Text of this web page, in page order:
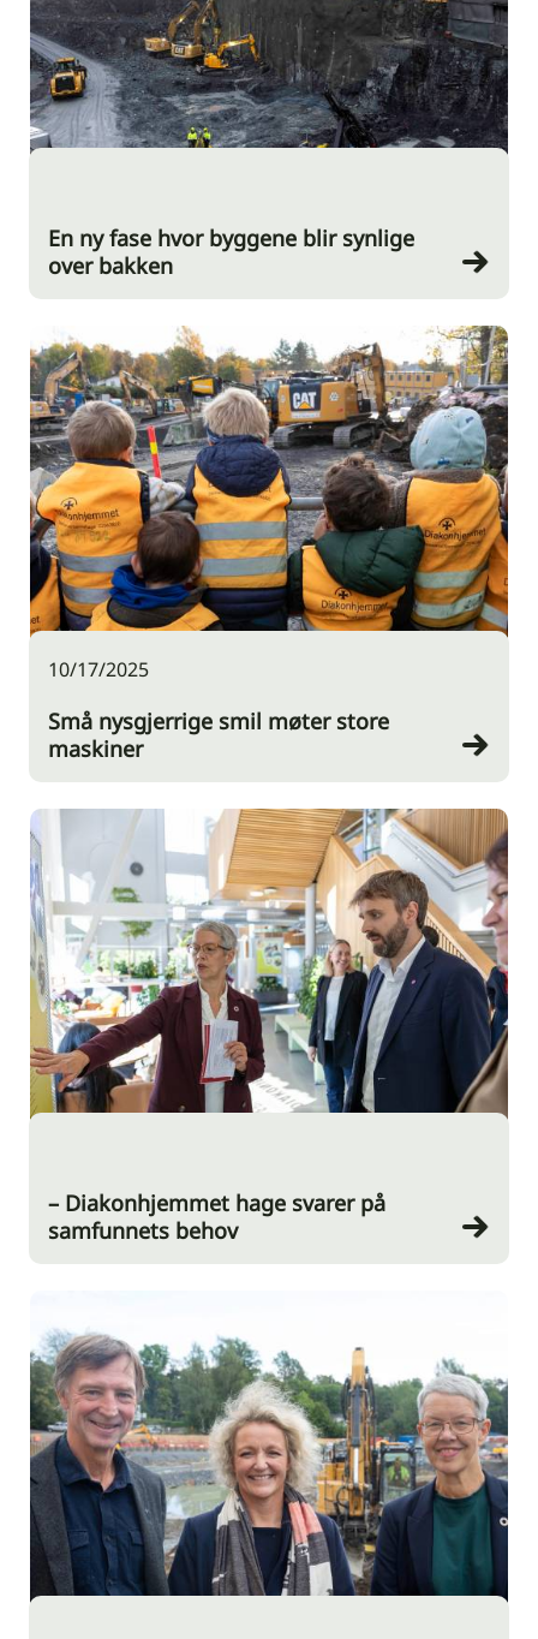
En ny fase hvor byggene blir synlige
over bakken
10/17/2025
Små nysgjerrige smil møter store
maskiner
– Diakonhjemmet hage svarer på
samfunnets behov